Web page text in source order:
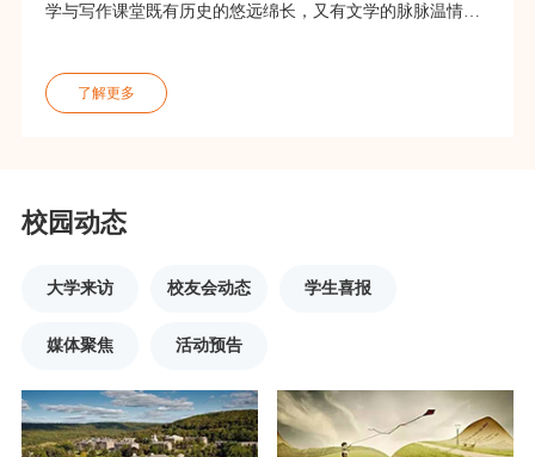
学与写作课堂既有历史的悠远绵长，又有文学的脉脉温情。
了解更多
校园动态
大学来访 校友会动态 学生喜报
媒体聚焦 活动预告